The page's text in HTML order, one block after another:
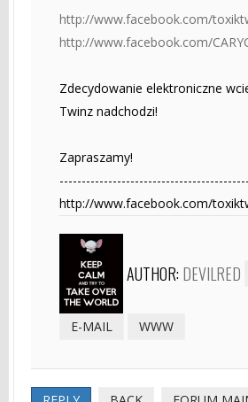
http://www.facebook.com/
http://www.facebook.com/
Zdecydowanie elektroniczne
Twinz nadchodzi!
Zapraszamy!
http://www.facebook.com/
AUTHOR: DEVILRED
E-MAIL WWW